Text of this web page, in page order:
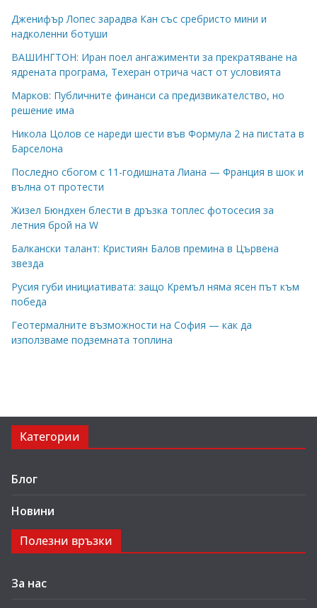
Дженифър Лопес зарадва Кан със сребристо мини и
надколенни ботуши
ВАШИНГТОН: Иран поел ангажименти за прекратяване на
ядрената програма, Техеран отрича част от условията
Марков: Публичните финанси са предизвикателство, но
решение има
Никола Цолов се нареди шести във Формула 2 на пистата в
Барселона
Последно сбогом с 11-годишната Лиана — Франция в шок и
вълна от протести
Жизел Бюндхен блести в дръзка топлес фотосесия за
летния брой на W
Балкански талант: Кристиян Балов премина в Цървена
звезда
Русия губи инициативата: защо Кремъл няма ясен път към
победа
Геотермалните възможности на София — как да
използваме подземната топлина
Категории
Блог
Новини
Полезни връзки
За нас